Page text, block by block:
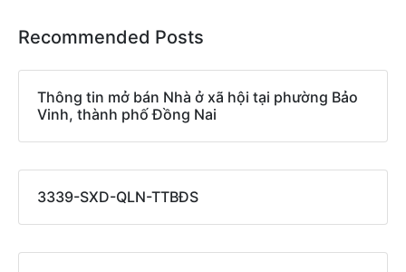
Recommended Posts
Thông tin mở bán Nhà ở xã hội tại phường Bảo
Vinh, thành phố Đồng Nai
3339-SXD-QLN-TTBĐS